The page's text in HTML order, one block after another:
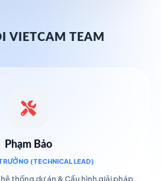
VIETCAM TEAM
Phạm Bảo
(TECHNICAL LEAD)
thống dự án & Cấu hình giải pháp